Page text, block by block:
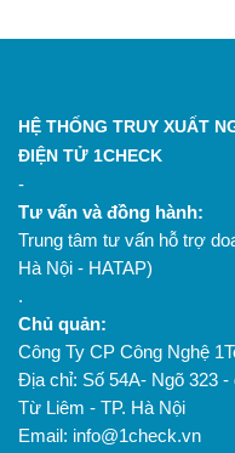
HỆ THỐNG TRUY XUẤT
ĐIỆN TỬ 1CHECK
-
Tư vấn và đồng hành:
Trung tâm tư vấn hỗ trợ
Hà Nội - HATAP)
.
Chủ quản:
Công Ty CP Công Nghệ
Địa chỉ: Số 54A- Ngõ 323
Từ Liêm - TP. Hà Nội
Email: info@1check.vn